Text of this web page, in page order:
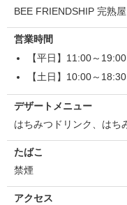
BEE FRIENDSHIP 完熟屋
営業時間
【平日】11:00～19:00
【土日】10:00～18:30
デザートメニュー
はちみつドリンク、はち
たばこ
禁煙
アクセス